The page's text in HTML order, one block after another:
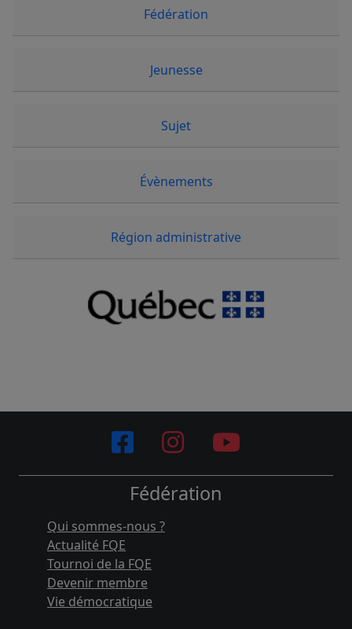
Fédération
Jeunesse
Sujet
Évènements
Région administrative
Fédération
Qui sommes-nous ?
Actualité FQE
Tournoi de la FQE
Devenir membre
Vie démocratique